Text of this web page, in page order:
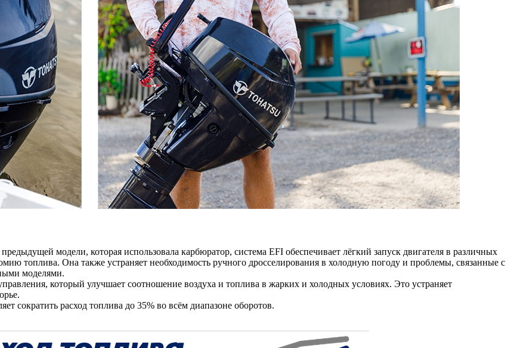
модели, которая использовала карбюратор, система EFI обеспечивает лёгкий запуск двигателя в различных
топлива. Она также устраняет необходимость ручного дросселирования в холодную погоду и проблемы, связанные с
моделями.
который улучшает соотношение воздуха и топлива в жарких и холодных условиях. Это устраняет
сократить расход топлива до 35% во всём диапазоне оборотов.